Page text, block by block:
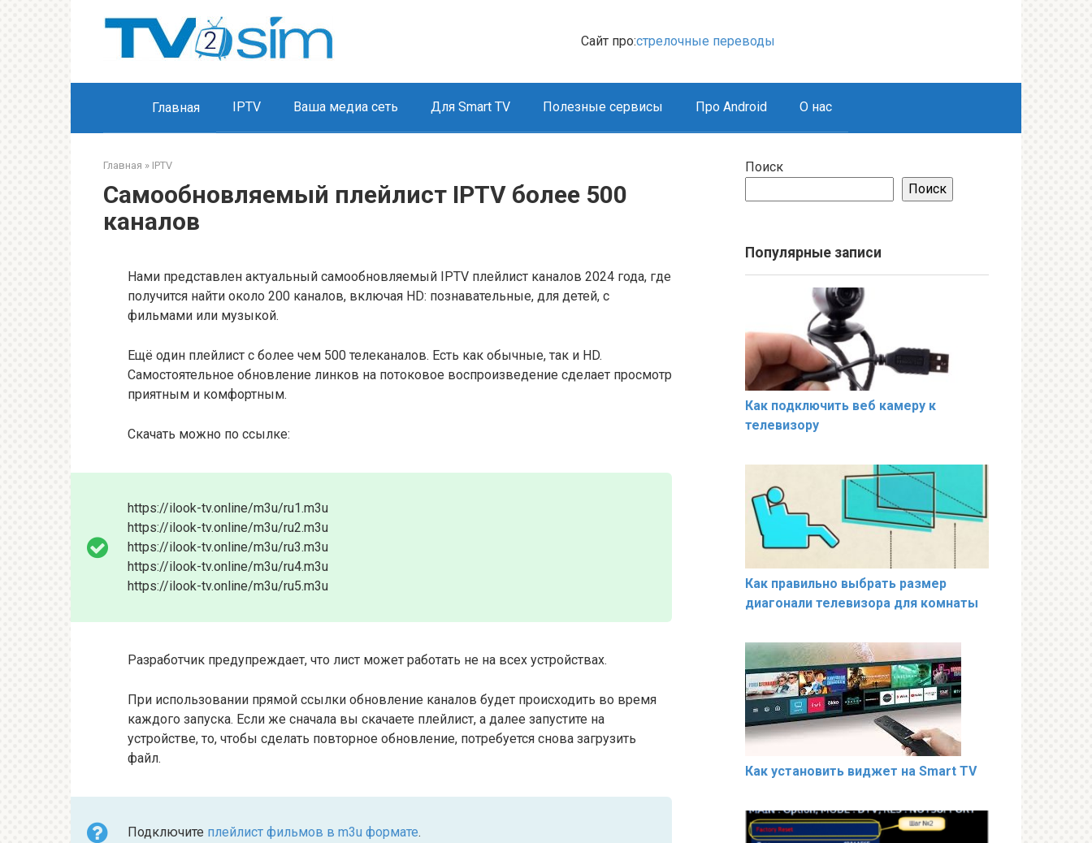
Сайт про:стрелочные переводы
Главная IPTV Ваша медиа сеть Для Smart TV Полезные сервисы Про Android О нас
Главная » IPTV
Самообновляемый плейлист IPTV более 500
каналов
Нами представлен актуальный самообновляемый IPTV плейлист каналов 2024 года, где
получится найти около 200 каналов, включая HD: познавательные, для детей, с
фильмами или музыкой.
Ещё один плейлист с более чем 500 телеканалов. Есть как обычные, так и HD.
Самостоятельное обновление линков на потоковое воспроизведение сделает просмотр
приятным и комфортным.
Скачать можно по ссылке:
https://ilook-tv.online/m3u/ru1.m3u
https://ilook-tv.online/m3u/ru2.m3u
https://ilook-tv.online/m3u/ru3.m3u
https://ilook-tv.online/m3u/ru4.m3u
https://ilook-tv.online/m3u/ru5.m3u
Разработчик предупреждает, что лист может работать не на всех устройствах.
При использовании прямой ссылки обновление каналов будет происходить во время
каждого запуска. Если же сначала вы скачаете плейлист, а далее запустите на
устройстве, то, чтобы сделать повторное обновление, потребуется снова загрузить
файл.
Подключите плейлист фильмов в m3u формате.
Поиск
Поиск
Популярные записи
Как подключить веб камеру к
телевизору
Как правильно выбрать размер
диагонали телевизора для комнаты
Как установить виджет на Smart TV